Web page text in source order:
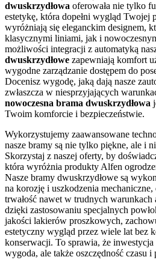
dwuskrzydłowa oferowała nie tylko
estetykę, która dopełni wygląd Twojej
wyróżniają się eleganckim designem,
klasycznymi liniami, jak i
możliwości integracji z automatyką
dwuskrzydłowe zapewniają komfort
wygodne zarządzanie dostępem do
Docenisz wygodę, jaką dają nasze
zwłaszcza w niesprzyjających
nowoczesna brama dwuskrzydłowa
Twoim komforcie i bezpieczeństwie.
Wykorzystujemy zaawansowane
nasze bramy są nie tylko piękne, ale i
Skorzystaj z naszej oferty, by
która wyróżnia produkty Alfen
Nasze bramy dwuskrzydłowe są
na korozję i uszkodzenia mechaniczne,
trwałość nawet w trudnych warunkach
dzięki zastosowaniu specjalnych
jakości lakierów proszkowych,
estetyczny wygląd przez wiele lat bez
konserwacji. To sprawia, że
wygoda, ale także oszczędność czasu